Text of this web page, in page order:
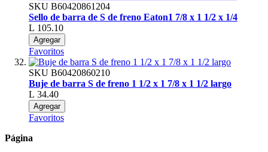
SKU B60420861204
Sello de barra de S de freno Eaton1 7/8 x 1 1/2 x 1/4
L 105.10
Agregar
Favoritos
SKU B60420860210
Buje de barra S de freno 1 1/2 x 1 7/8 x 1 1/2 largo
L 34.40
Agregar
Favoritos
Página